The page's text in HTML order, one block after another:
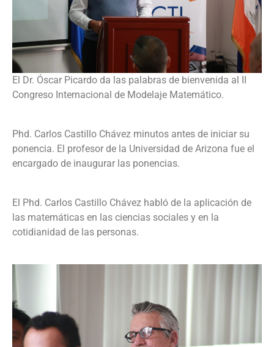
El Dr. Óscar Picardo da las palabras de bienvenida al II
Congreso Internacional de Modelaje Matemático.
Phd. Carlos Castillo Chávez minutos antes de iniciar su
ponencia. El profesor de la Universidad de Arizona fue el
encargado de inaugurar las ponencias.
El Phd. Carlos Castillo Chávez habló de la aplicación de
las matemáticas en las ciencias sociales y en la
cotidianidad de las personas.